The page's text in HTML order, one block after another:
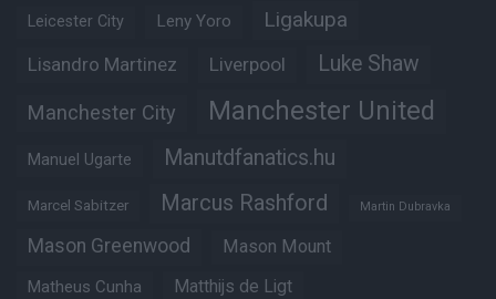
Leicester City Leny Yoro Ligakupa
Lisandro Martinez Liverpool Luke Shaw
Manchester City Manchester United
Manuel Ugarte Manutdfanatics.hu
Marcel Sabitzer Marcus Rashford Martin Dubravka
Mason Greenwood Mason Mount
Matheus Cunha Matthijs de Ligt